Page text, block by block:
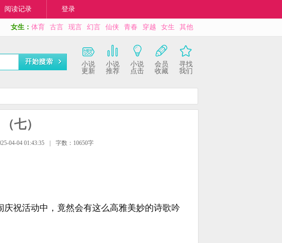
阅读记录 登录
女生： 体育 古言 现言 幻言 仙侠 青春 穿越 女生 其他
小说
更新
小说
推荐
小说
点击
会员
收藏
寻找
我们
七）
04-04 01:43:35 字数：10650字
祝活动中，竟然会有这么高雅美妙的诗歌吟